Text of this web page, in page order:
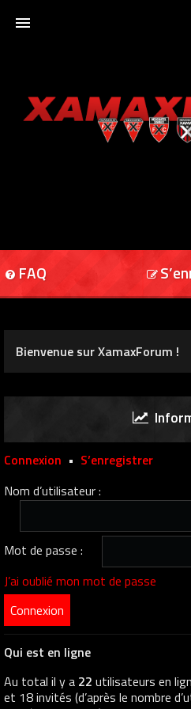
XAMAXFORUM
FAQ
Bienvenue sur XamaxForum !
Connexion • S’enregistrer
Nom d’utilisateur :
Mot de passe :
J’ai oublié mon mot de passe
Qui est en ligne
Au total il y a 22 utilisateurs en
et 18 invités (d’après le nombre